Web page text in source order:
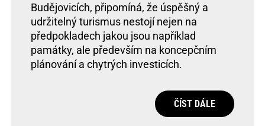
Budějovicích, připomíná, že úspěšný a
udržitelný turismus nestojí nejen na
předpokladech jakou jsou například
památky, ale především na koncepčním
plánování a chytrých investicích.
ČÍST DÁLE